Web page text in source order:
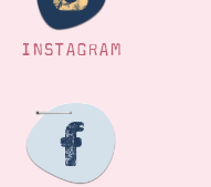
INSTAGRAM